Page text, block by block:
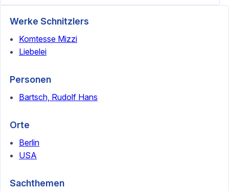
Werke Schnitzlers
Komtesse Mizzi
Liebelei
Personen
Bartsch, Rudolf Hans
Orte
Berlin
USA
Sachthemen